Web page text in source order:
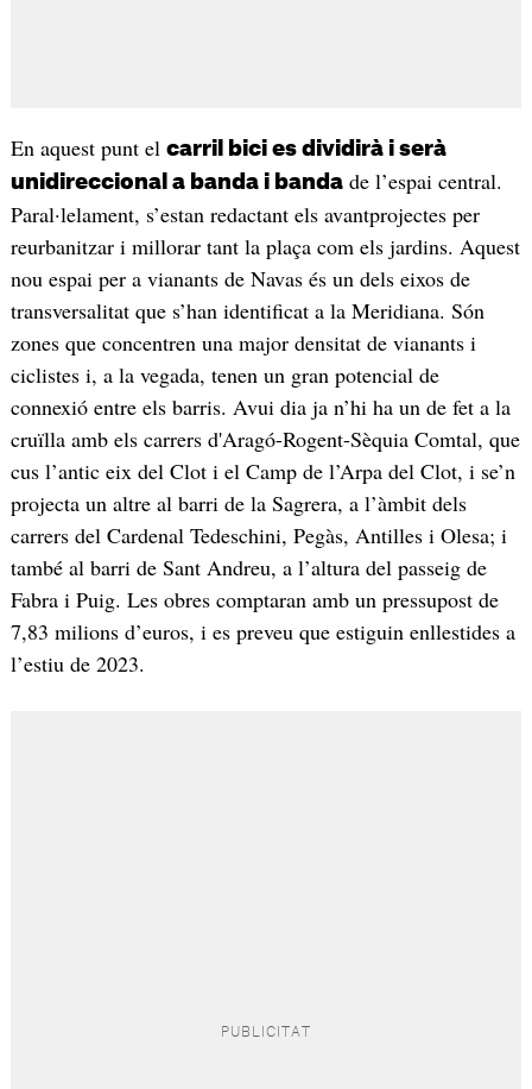
En aquest punt el carril bici es dividirà i serà
unidireccional a banda i bandade l’espai central.
Paral·lelament, s’estan redactant els avantprojectes per
reurbanitzar i millorar tant la plaça com els jardins. Aquest
nou espai per a vianants de Navas és un dels eixos de
transversalitat que s’han identificat a la Meridiana. Són
zones que concentren una major densitat de vianants i
ciclistes i, a la vegada, tenen un gran potencial de
connexió entre els barris. Avui dia ja n’hi ha un de fet a la
cruïlla amb els carrers d'Aragó-Rogent-Sèquia Comtal, que
cus l’antic eix del Clot i el Camp de l’Arpa del Clot, i se’n
projecta un altre al barri de la Sagrera, a l’àmbit dels
carrers del Cardenal Tedeschini, Pegàs, Antilles i Olesa; i
també al barri de Sant Andreu, a l’altura del passeig de
Fabra i Puig. Les obres comptaran amb un pressupost de
7,83 milions d’euros, i es preveu que estiguin enllestides a
l’estiu de 2023.